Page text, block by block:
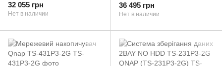
32 055 грн
Нет в наличии
36 495 грн
Нет в наличии